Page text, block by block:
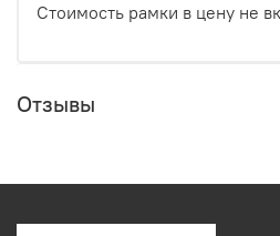
Стоимость рамки в цену не
Отзывы